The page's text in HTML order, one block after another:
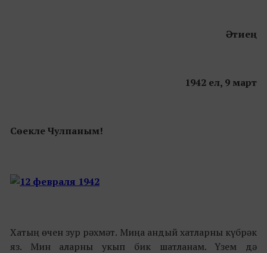
Әтиең
1942 ел, 9 март
Сөекле Чулпаным!
Хатың өчен зур рәхмәт. Миңа андый хатларны күбрәк
яз. Мин аларны укып бик шатланам. Үзем дә